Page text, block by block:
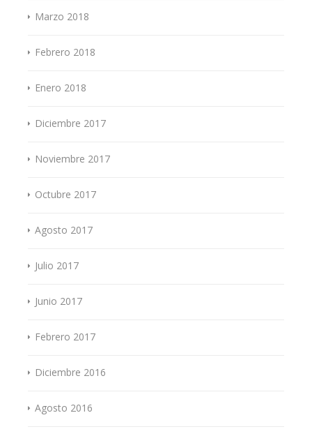
Marzo 2018
Febrero 2018
Enero 2018
Diciembre 2017
Noviembre 2017
Octubre 2017
Agosto 2017
Julio 2017
Junio 2017
Febrero 2017
Diciembre 2016
Agosto 2016